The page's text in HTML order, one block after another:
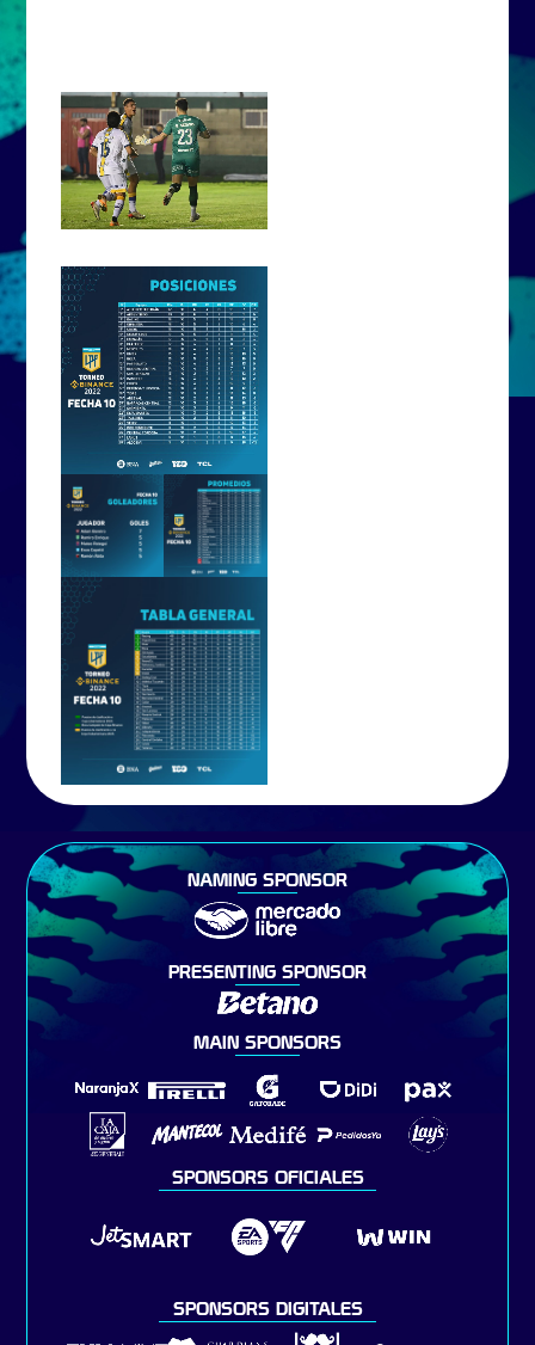
NAMING SPONSOR
PRESENTING SPONSOR
MAIN SPONSORS
SPONSORS OFICIALES
SPONSORS DIGITALES